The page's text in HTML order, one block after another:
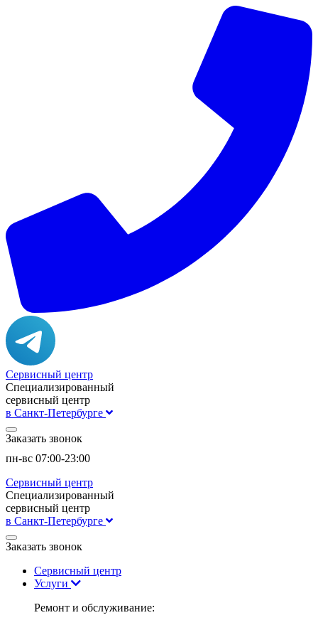
Сервисный центр
Специализированный
сервисный центр
в Санкт-Петербурге
Заказать звонок
пн-вс 07:00-23:00
Сервисный центр
Специализированный
сервисный центр
в Санкт-Петербурге
Заказать звонок
Сервисный центр
Услуги
Ремонт и обслуживание: